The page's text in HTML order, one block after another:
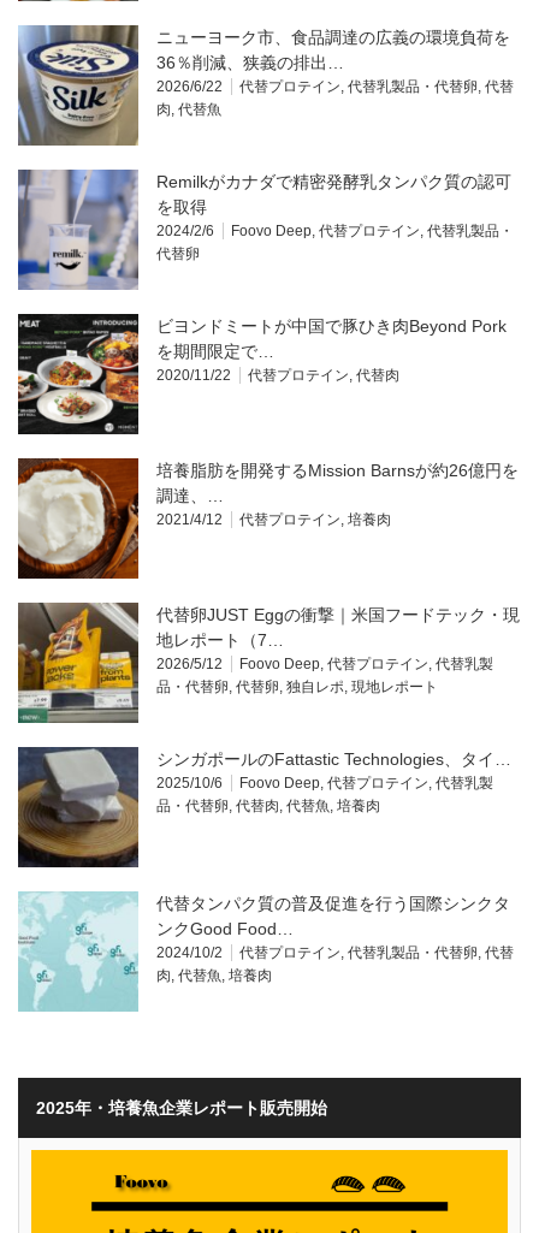
ニューヨーク市、食品調達の広義の環境負荷を
36％削減、狭義の排出…
2026/6/22 代替プロテイン 代替乳製品・代替卵 代替
肉 代替魚
Remilkがカナダで精密発酵乳タンパク質の認可
を取得
2024/2/6 Foovo Deep 代替プロテイン 代替乳製品・
代替卵
ビヨンドミートが中国で豚ひき肉Beyond Pork
を期間限定で…
2020/11/22 代替プロテイン 代替肉
培養脂肪を開発するMission Barnsが約26億円を
調達、…
2021/4/12 代替プロテイン 培養肉
代替卵JUST Eggの衝撃｜米国フードテック・現
地レポート（7…
2026/5/12 Foovo Deep 代替プロテイン 代替乳製
品・代替卵 代替卵 独自レポ 現地レポート
シンガポールのFattastic Technologies、タイ…
2025/10/6 Foovo Deep 代替プロテイン 代替乳製
品・代替卵 代替肉 代替魚 培養肉
代替タンパク質の普及促進を行う国際シンクタ
ンクGood Food…
2024/10/2 代替プロテイン 代替乳製品・代替卵 代替
肉 代替魚 培養肉
2025年・培養魚企業レポート販売開始